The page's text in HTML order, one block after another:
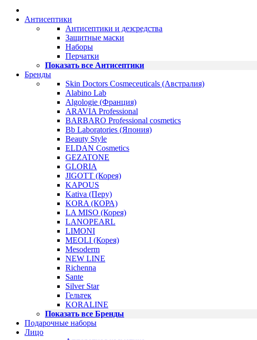
Антисептики
Антисептики и дезсредства
Защитные маски
Наборы
Перчатки
Показать все Антисептики
Бренды
Skin Doctors Cosmeceuticals (Австралия)
Alabino Lab
Algologie (Франция)
ARAVIA Professional
BARBARO Professional cosmetics
Bb Laboratories (Япония)
Beauty Style
ELDAN Cosmetics
GEZATONE
GLORIA
JIGOTT (Корея)
KAPOUS
Kativa (Перу)
KORA (КОРА)
LA MISO (Корея)
LANOPEARL
LIMONI
MEOLI (Корея)
Mesoderm
NEW LINE
Richenna
Sante
Silver Star
Гельтек
KORALINE
Показать все Бренды
Подарочные наборы
Лицо